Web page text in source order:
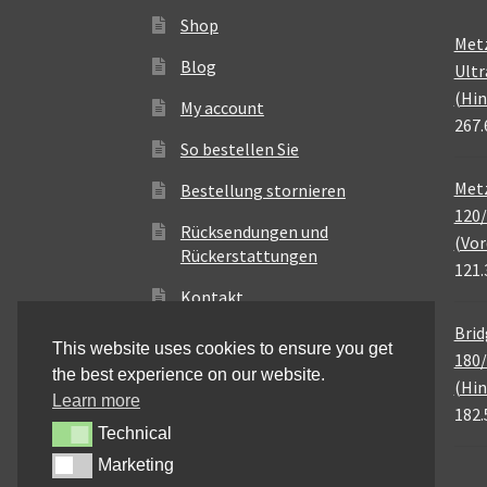
Shop
Blog
My account
So bestellen Sie
Bestellung stornieren
Rücksendungen und
Rückerstattungen
Kontakt
This website uses cookies to ensure you get
the best experience on our website.
Learn more
TechnicalTechnical
MarketingMarketing